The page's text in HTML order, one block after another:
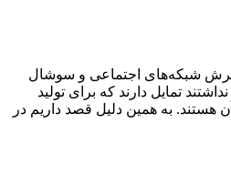
شبکه‌های اجتماعی و سوشال
تمایل دارند که برای تولید
هستند. به همین دلیل قصد داریم در